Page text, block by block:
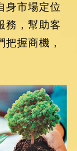
身市場定位
務，幫助客
握商機，